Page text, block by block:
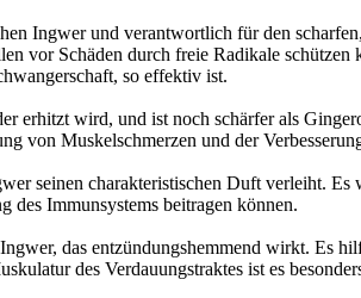
Ingwer und verantwortlich für den
vor Schäden durch freie Radikale
so effektiv ist.
erhitzt wird, und ist noch schärfer als
von Muskelschmerzen und der
seinen charakteristischen Duft verleiht.
des Immunsystems beitragen können.
das entzündungshemmend wirkt. Es
des Verdauungstraktes ist es